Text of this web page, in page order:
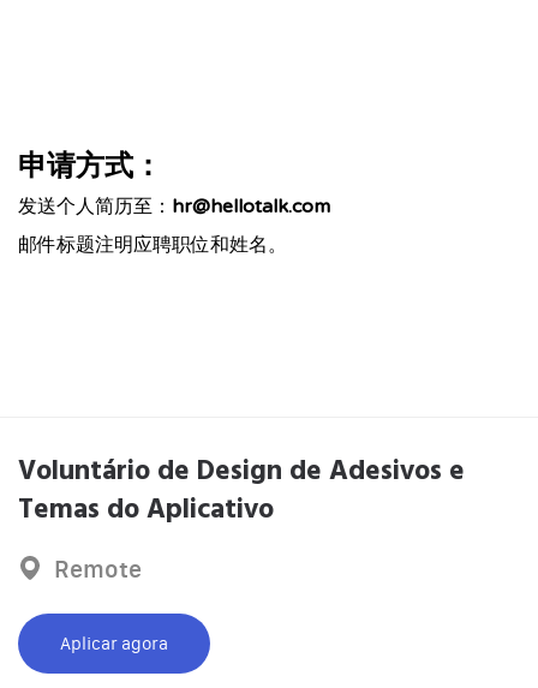
申请方式：
发送个人简历至： hr@hellotalk.com
邮件标题注明应聘职位和姓名。
Voluntário de Design de Adesivos e
Temas do Aplicativo
Remote
Aplicar agora